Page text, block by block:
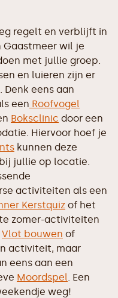
regelt en verblijft in
wil je
met jullie groep.
en luieren zijn er
eens aan
een Roofvogel
Boksclinic door een
Hiervoor hoef je
kunnen deze
jullie op locatie.
activiteiten als een
Kerstquiz of het
zomer-activiteiten
Vlot bouwen of
activiteit, maar
eens aan een
Moordspel. Een
weg!